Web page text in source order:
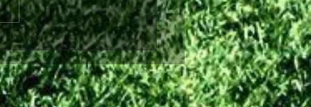
από τη Θύελλα
ο Θωμάς Ντάφλας